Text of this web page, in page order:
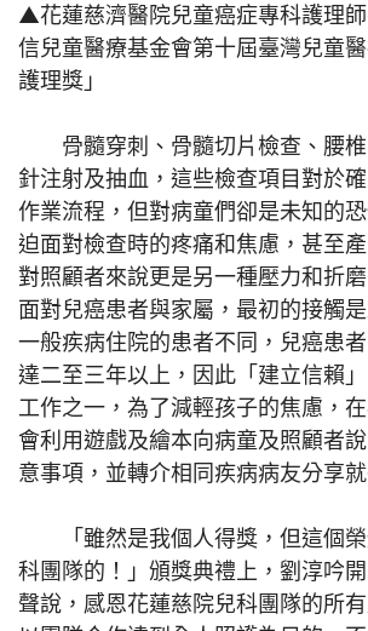
▲花蓮慈濟醫院兒童癌症專科護理
信兒童醫療基金會第十屆臺灣兒童
護理獎」
骨髓穿刺、骨髓切片檢查、腰椎
針注射及抽血，這些檢查項目對於
作業流程，但對病童們卻是未知的
迫面對檢查時的疼痛和焦慮，甚至
對照顧者來說更是另一種壓力和折
面對兒癌患者與家屬，最初的接觸
一般疾病住院的患者不同，兒癌患
達二至三年以上，因此「建立信賴
工作之一，為了減輕孩子的焦慮，
會利用遊戲及繪本向病童及照顧者
意事項，並轉介相同疾病病友分享
「雖然是我個人得獎，但這個榮
科團隊的！」頒獎典禮上，劉淳吟
聲說，感恩花蓮慈院兒科團隊的所